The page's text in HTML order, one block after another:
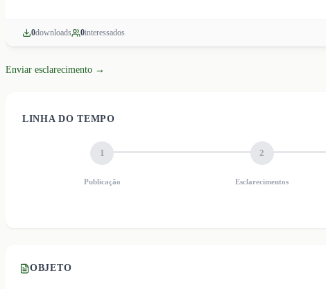
0downloads 0interessados
Enviar esclarecimento →
LINHA DO TEMPO
1
Publicação
2
Esclarecimentos
OBJETO